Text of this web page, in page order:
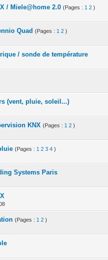
/ Miele@home 2.0 (Pages : 1 2 )
moyenne
45
Quad (Pages : 1 2 )
moyenne
45
/ sonde de température
moyenne
45
moyenne
(vent, pluie, soleil...)
moyenne
34 5
KNX (Pages : 1 2 )
moyenne
4 5
(Pages : 1 2 3 4 )
moyenne
45
Systems Paris
moyenne
45
moyenne
4
(Pages : 1 2 )
moyenne
45
moyenne
4